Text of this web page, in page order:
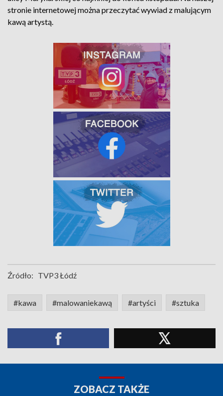
stronie internetowej można przeczytać wywiad z malującym
kawą artystą.
Źródło: TVP3 Łódź
#kawa #malowaniekawą #artyści #sztuka
ZOBACZ TAKŻE